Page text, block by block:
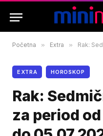
Početna » Extra » Rak:
EXTRA HOROSKOP
Rak:
za period